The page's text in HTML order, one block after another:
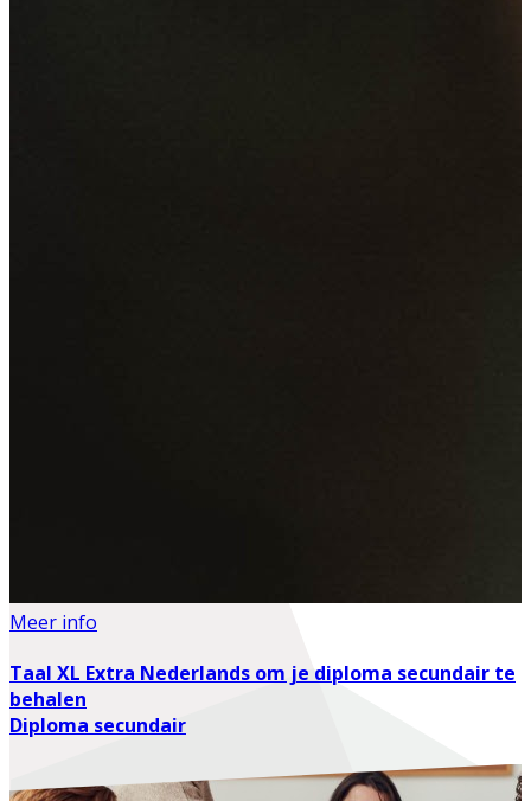
Meer info
Taal XL Extra Nederlands om je diploma secundair te
behalen
Diploma secundair